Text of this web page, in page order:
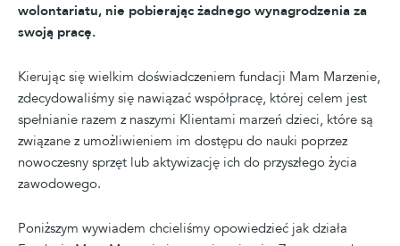
wolontariatu, nie pobierając żadnego wynagrodzenia za
swoją pracę.
Kierując się wielkim doświadczeniem fundacji Mam Marzenie,
zdecydowaliśmy się nawiązać współpracę, której celem jest
spełnianie razem z naszymi Klientami marzeń dzieci, które są
związane z umożliwieniem im dostępu do nauki poprzez
nowoczesny sprzęt lub aktywizację ich do przyszłego życia
zawodowego.
Poniższym wywiadem chcieliśmy opowiedzieć jak działa